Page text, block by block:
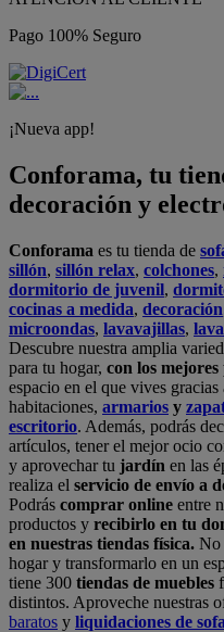
Pago 100% Seguro
¡Nueva app!
Conforama, tu
decoración y
Conforama es tu tienda de
sillón, sillón relax, colchones,
dormitorio de juvenil,
cocinas a medida, decoración
microondas, lavavajillas,
Descubre nuestra amplia
para tu hogar, con los
espacio en el que vives gracias
habitaciones, armarios y
escritorio. Además, podrás
artículos, tener el mejor ocio
y aprovechar tu jardín en las
realiza el servicio de envío a
Podrás comprar online entre
productos y recibirlo en tu
en nuestras tiendas física. No
hogar y transformarlo en un
tiene 300 tiendas de muebles
distintos. Aproveche nuestras
baratos y liquidaciones de